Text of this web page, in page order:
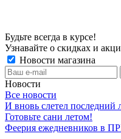
Будьте всегда в курсе!
Узнавайте о скидках и
Новости магазина
Новости
Все новости
И вновь слетел последний
Готовьте сани летом!
Феерия ежедневников